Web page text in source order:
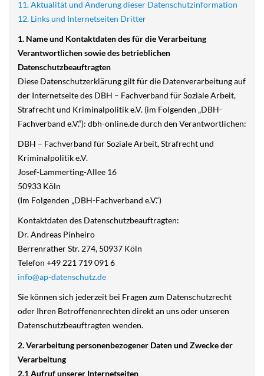
11. Aktualität und Änderung dieser Datenschutzinformation
12. Links und Internetseiten Dritter
1. Name und Kontaktdaten des für die Verarbeitung
Verantwortlichen sowie des betrieblichen
Datenschutzbeauftragten
Diese Datenschutzerklärung gilt für die Datenverarbeitung auf
der Internetseite des DBH – Fachverband für Soziale Arbeit,
Strafrecht und Kriminalpolitik e.V. (im Folgenden „DBH-
Fachverband e.V.“): dbh-online.de durch den Verantwortlichen:
DBH – Fachverband für Soziale Arbeit, Strafrecht und
Kriminalpolitik e.V.
Josef-Lammerting-Allee 16
50933 Köln
(Im Folgenden „DBH-Fachverband e.V.“)
Kontaktdaten des Datenschutzbeauftragten:
Dr. Andreas Pinheiro
Berrenrather Str. 274, 50937 Köln
Telefon +49 221 719 091 6
info@ap-datenschutz.de
Sie können sich jederzeit bei Fragen zum Datenschutzrecht
oder Ihren Betroffenenrechten direkt an uns oder unseren
Datenschutzbeauftragten wenden.
2. Verarbeitung personenbezogener Daten und Zwecke der
Verarbeitung
2.1 Aufruf unserer Internetseiten